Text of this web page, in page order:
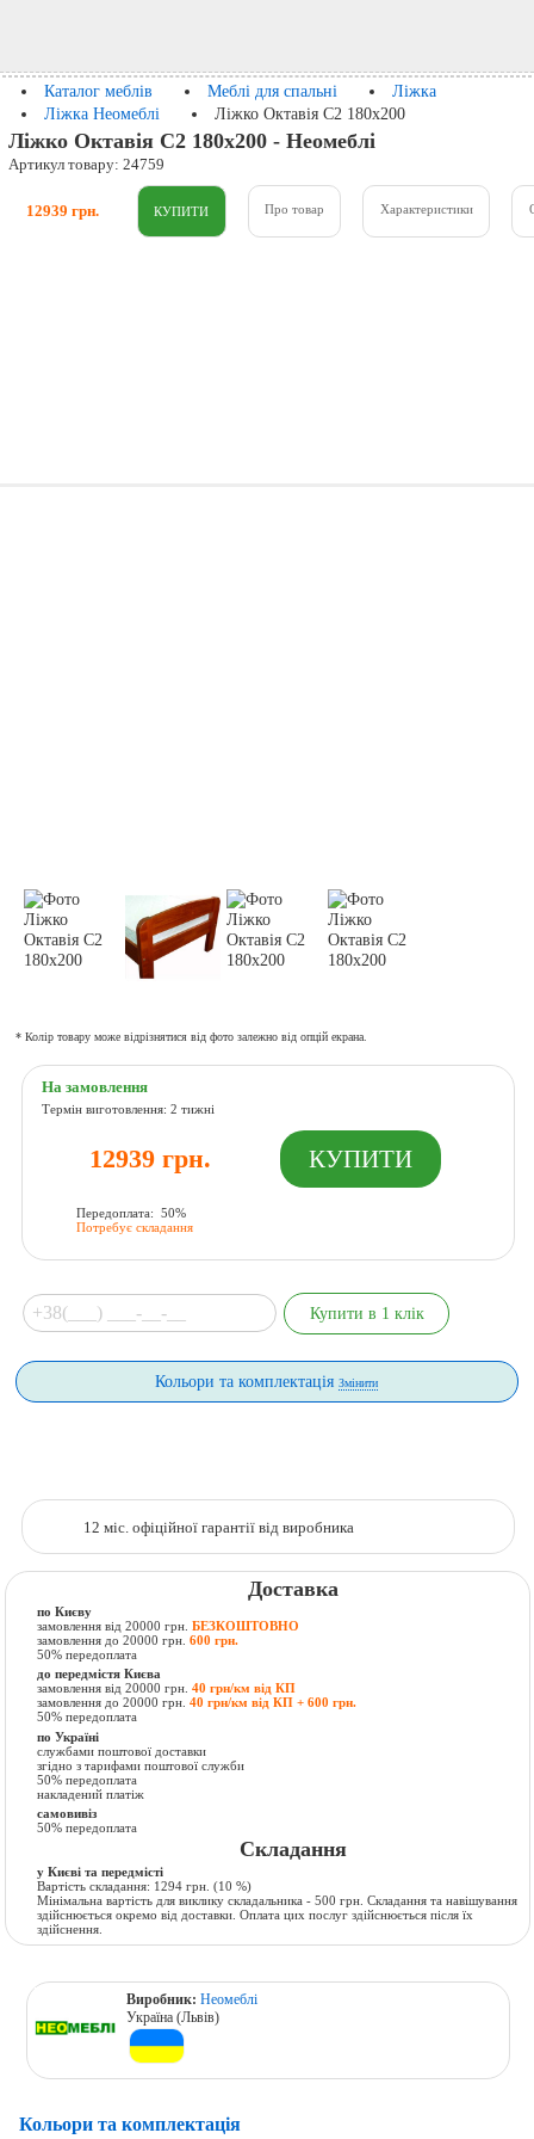
Каталог меблів Меблі для спальні
Ліжка
Ліжка Неомеблі
Ліжко Октавія С2 180x200
Ліжко Октавія С2 180x200 - Неомеблі
Артикул товару: 24759
12939 грн. Про товар Характеристики
* Колір товару може відрізнятися від фото залежно від опцій екрана.
На замовлення
Термін виготовлення: 2 тижні
12939 грн.
Передоплата: 50%
Потребує складання
Кольори та комплектаціяЗмінити
12 міс. офіційної гарантії від виробника
Доставка
по Києву
замовлення від 20000 грн.БЕЗКОШТОВНО
замовлення до 20000 грн.600 грн.
50% передоплата
до передмістя Києва
замовлення від 20000 грн.40 грн/км від КП
замовлення до 20000 грн.40 грн/км від КП + 600 грн.
50% передоплата
по Україні
службами поштової доставки
згідно з тарифами поштової служби
50% передоплата
накладений платіж
самовивіз
50% передоплата
Складання
у Києві та передмісті
Вартість складання: 1294 грн. (10 %)
Мінімальна вартість для виклику складальника - 500 грн. Складання та навішування
здійснюється окремо від доставки. Оплата цих послуг здійснюється після їх
здійснення.
Виробник:Неомеблі
Україна (Львів)
Кольори та комплектація